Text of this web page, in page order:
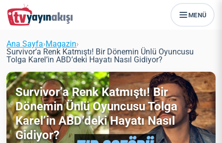
MENÜ
Ana Sayfa›Magazin›
Survivor’a Renk Katmıştı! Bir Dönemin Ünlü Oyuncusu
Tolga Karel’in ABD’deki Hayatı Nasıl Gidiyor?
Survivor’a Renk Katmıştı! Bir
Dönemin Ünlü Oyuncusu Tolga
Karel’in ABD’deki Hayatı Nasıl
Gidiyor?